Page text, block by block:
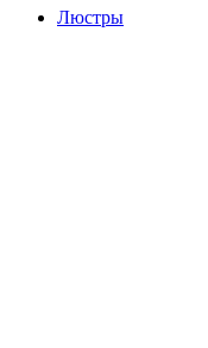
Люстры